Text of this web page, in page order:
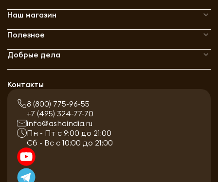
Наш магазин
Полезное
Добрые дела
Контакты
8 (800) 775-96-55
+7 (495) 324-77-70
info@ashaindia.ru
Пн - Пт с 9:00 до 21:00
Сб - Вс с 10:00 до 21:00